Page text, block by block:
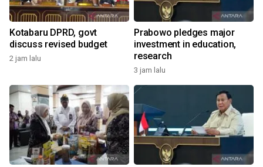
Kotabaru DPRD, govt
discuss revised budget
2 jam lalu
Prabowo pledges major
investment in education,
research
3 jam lalu